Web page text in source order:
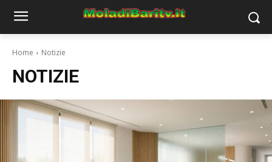
Home Notizie
NOTIZIE